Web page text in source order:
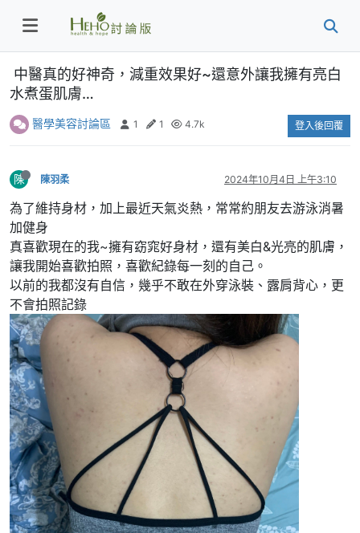
中醫真的好神奇，減重效果好~還意外讓我擁有亮白
水煮蛋肌膚…
醫學美容討論區 1 1 4.7k 登入後回覆
陳 陳羽柔 2024年10月4日 上午3:10
為了維持身材，加上最近天氣炎熱，常常約朋友去游泳消暑
加健身
真喜歡現在的我~擁有窈窕好身材，還有美白&光亮的肌膚，
讓我開始喜歡拍照，喜歡紀錄每一刻的自己。
以前的我都沒有自信，幾乎不敢在外穿泳裝、露肩背心，更
不會拍照記錄